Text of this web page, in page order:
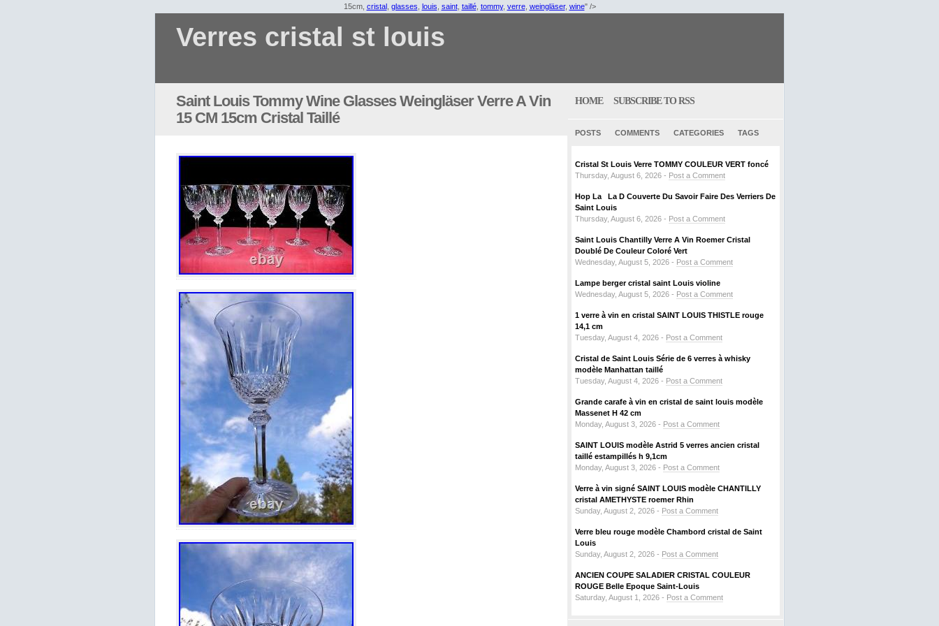
15cm, cristal, glasses louis saint, taillé, tommy, verre, weingläser, wine" />
Verres cristal st louis
Saint Louis Tommy Wine Glasses Weingläser Verre A Vin
15 CM 15cm Cristal Taillé
HOME SUBSCRIBE TO RSS
POSTS COMMENTS CATEGORIES TAGS
Cristal St Louis Verre TOMMY COULEUR VERT foncé
Thursday, August 6, 2026 - Post a Comment
Hop La La D Couverte Du Savoir Faire Des Verriers De
Saint Louis
Thursday, August 6, 2026 - Post a Comment
Saint Louis Chantilly Verre A Vin Roemer Cristal
Doublé De Couleur Coloré Vert
Wednesday, August 5, 2026 - Post a Comment
Lampe berger cristal saint Louis violine
Wednesday, August 5, 2026 - Post a Comment
1 verre à vin en cristal SAINT LOUIS THISTLE rouge
14,1 cm
Tuesday, August 4, 2026 - Post a Comment
Cristal de Saint Louis Série de 6 verres à whisky
modèle Manhattan taillé
Tuesday, August 4, 2026 - Post a Comment
Grande carafe à vin en cristal de saint louis modèle
Massenet H 42 cm
Monday, August 3, 2026 - Post a Comment
SAINT LOUIS modèle Astrid 5 verres ancien cristal
taillé estampillés h 9,1cm
Monday, August 3, 2026 - Post a Comment
Verre à vin signé SAINT LOUIS modèle CHANTILLY
cristal AMETHYSTE roemer Rhin
Sunday, August 2, 2026 - Post a Comment
Verre bleu rouge modèle Chambord cristal de Saint
Louis
Sunday, August 2, 2026 - Post a Comment
ANCIEN COUPE SALADIER CRISTAL COULEUR
ROUGE Belle Epoque Saint-Louis
Saturday, August 1, 2026 - Post a Comment